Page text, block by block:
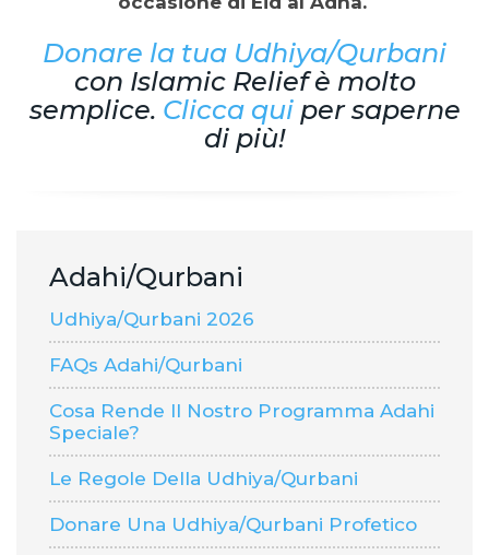
Donare la tua Udhiya/Qurbani
con Islamic Relief è molto
semplice. Clicca quiper saperne
di più!
Adahi/Qurbani
Udhiya/Qurbani 2026
FAQs Adahi/Qurbani
Cosa Rende Il Nostro Programma Adahi
Speciale?
Le Regole Della Udhiya/Qurbani
Donare Una Udhiya/Qurbani Profetico